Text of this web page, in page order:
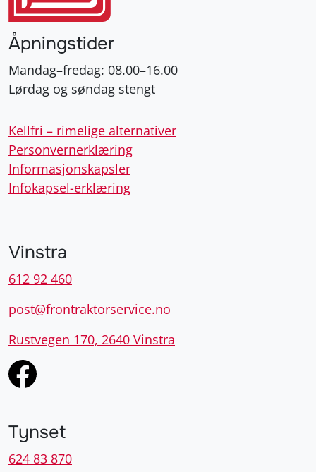
Åpningstider
Mandag–fredag: 08.00–16.00
Lørdag og søndag stengt
Kellfri – rimelige alternativer
Personvernerklæring
Informasjonskapsler
Infokapsel-erklæring
Vinstra
612 92 460
post@frontraktorservice.no
Rustvegen 170, 2640 Vinstra
Tynset
624 83 870